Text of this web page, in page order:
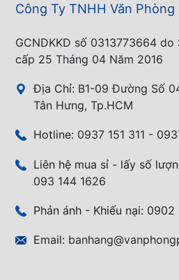
Công Ty TNHH Văn Phòng
GCNDKKD số 0313773664
cấp 25 Tháng 04 Năm 2016
Địa Chỉ: B1-09 Đường Số
Tân Hưng, Tp.HCM
Hotline: 0937 151 311 -
Liên hệ mua sỉ - lấy số
093 144 1626
Phản ánh - Khiếu nại: 0902
Email: